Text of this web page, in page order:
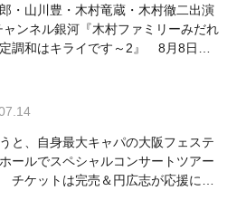
・山川豊・木村竜蔵・木村徹二出演
ャンネル銀河『木村ファミリーみだれ
調和はキライです～2』 8月8日
と、自身最大キャパの大阪フェステ
ールでスペシャルコンサートツアー
チケットは完売＆円広志が応援に、